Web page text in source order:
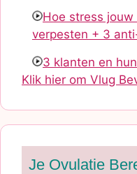
Hoe stress
verpesten + 3
3 klanten en
Klik hier om Vlug
Je Ovulatie